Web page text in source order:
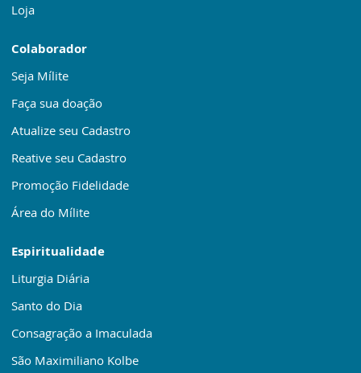
Loja
Colaborador
Seja Mílite
Faça sua doação
Atualize seu Cadastro
Reative seu Cadastro
Promoção Fidelidade
Área do Mílite
Espiritualidade
Liturgia Diária
Santo do Dia
Consagração a Imaculada
São Maximiliano Kolbe